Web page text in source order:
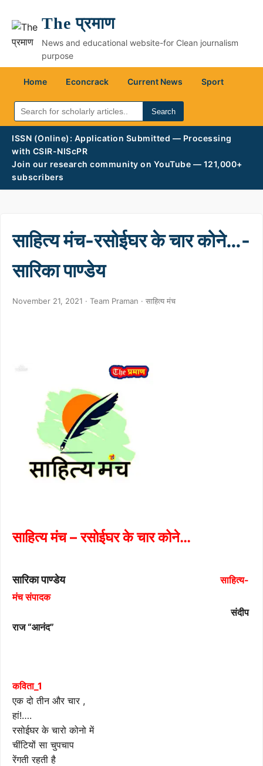
The प्रमाण
News and educational website-for Clean journalism
purpose
Home Econcrack Current News Sport
Search
ISSN (Online): Application Submitted — Processing
with CSIR-NIScPR
Join our research community on YouTube — 121,000+
subscribers
साहित्य मंच-रसोईघर के चार कोने…-
सारिका पाण्डेय
November 21, 2021 · Team Praman · साहित्य मंच
साहित्य मंच – रसोईघर के चार कोने…
सारिका पाण्डेय
साहित्य-
मंच संपादक
संदीप
राज “आनंद”
कविता_1
एक दो तीन और चार ,
हां!….
रसोईघर के चारो कोनो में
चींटियों सा चुपचाप
रेंगती रहती है